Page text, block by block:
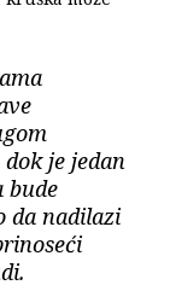
je jedan
bude
da nadilazi